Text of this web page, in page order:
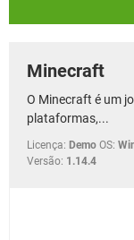
Minecraft
O Minecraft é um
plataformas,...
Licença: Demo OS:
Versão: 1.14.4